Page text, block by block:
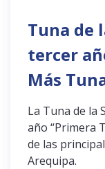
Tuna de
tercer
Más
La Tuna de la
año “Primera
de las
Arequipa.